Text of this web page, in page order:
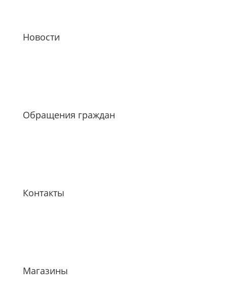
Новости
Обращения граждан
Контакты
Магазины